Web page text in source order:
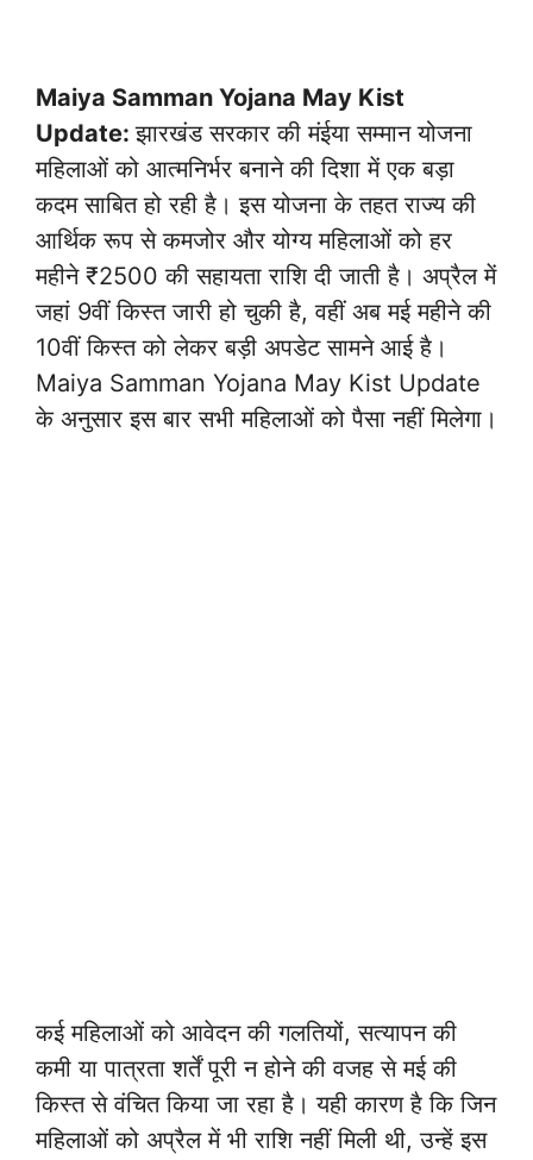
Maiya Samman Yojana May Kist
Update:झारखंड सरकार की मंईया सम्मान योजना
महिलाओं को आत्मनिर्भर बनाने की दिशा में एक बड़ा
कदम साबित हो रही है। इस योजना के तहत राज्य की
आर्थिक रूप से कमजोर और योग्य महिलाओं को हर
महीने ₹2500 की सहायता राशि दी जाती है। अप्रैल में
जहां 9वीं किस्त जारी हो चुकी है, वहीं अब मई महीने की
10वीं किस्त को लेकर बड़ी अपडेट सामने आई है।
Maiya Samman Yojana May Kist Update
के अनुसार इस बार सभी महिलाओं को पैसा नहीं मिलेगा।
कई महिलाओं को आवेदन की गलतियों, सत्यापन की
कमी या पात्रता शर्तें पूरी न होने की वजह से मई की
किस्त से वंचित किया जा रहा है। यही कारण है कि जिन
महिलाओं को अप्रैल में भी राशि नहीं मिली थी, उन्हें इस